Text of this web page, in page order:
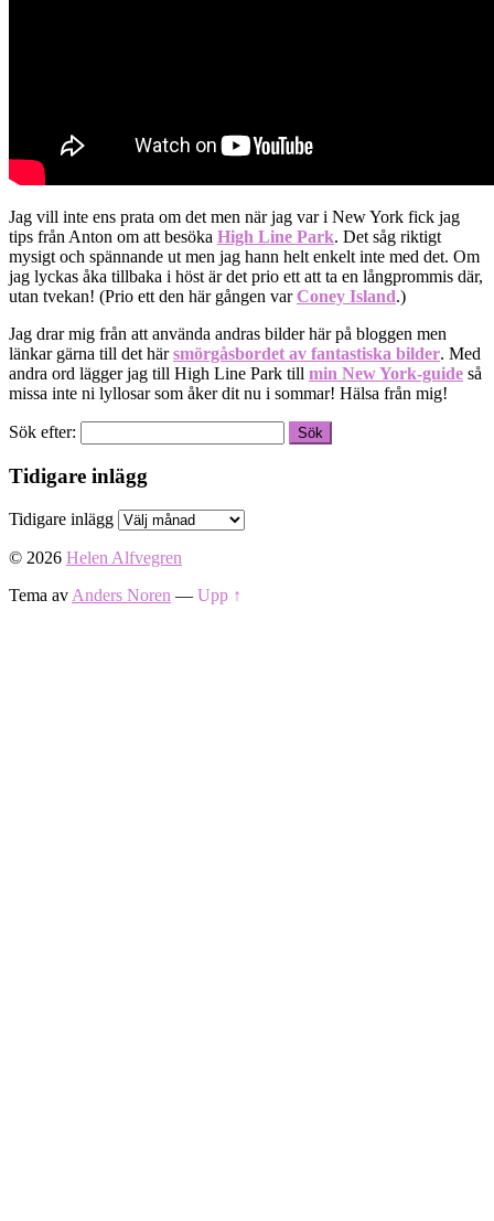
Jag vill inte ens prata om det men när jag var i New York fick jag
tips från Anton om att besöka High Line Park. Det såg riktigt
mysigt och spännande ut men jag hann helt enkelt inte med det. Om
jag lyckas åka tillbaka i höst är det prio ett att ta en långprommis där,
utan tvekan! (Prio ett den här gången varConey Island.)
Jag drar mig från att använda andras bilder här på bloggen men
länkar gärna till det härsmörgåsbordet av fantastiska bilder. Med
andra ord lägger jag till High Line Park till min New York-guide så
missa inte ni lyllosar som åker dit nu i sommar! Hälsa från mig!
Sök efter:
Tidigare inlägg
Tidigare inlägg
© 2026 Helen Alfvegren
Tema av Anders Noren — Upp ↑